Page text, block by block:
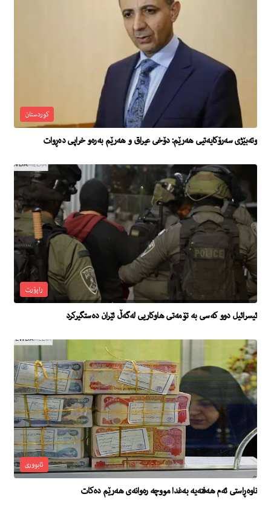
کوردستان
وته‌بێژى سه‌رۆكایه‌تیى هه‌رێم: دۆخى عیراق و هه‌رێم به‌ره‌و خراپى ده‌ڕوات
راپۆرت
ئیسرائیل دوو كه‌سى به‌ تۆمه‌تى هاوكاریی له‌گه‌ڵ ئێران ده‌ستگیركرد
ئابووری
ناوه‌ڕاستى ئه‌م هه‌فته‌یه‌ به‌غدا مووچه‌ ره‌وانه‌ى هه‌رێم ده‌كات